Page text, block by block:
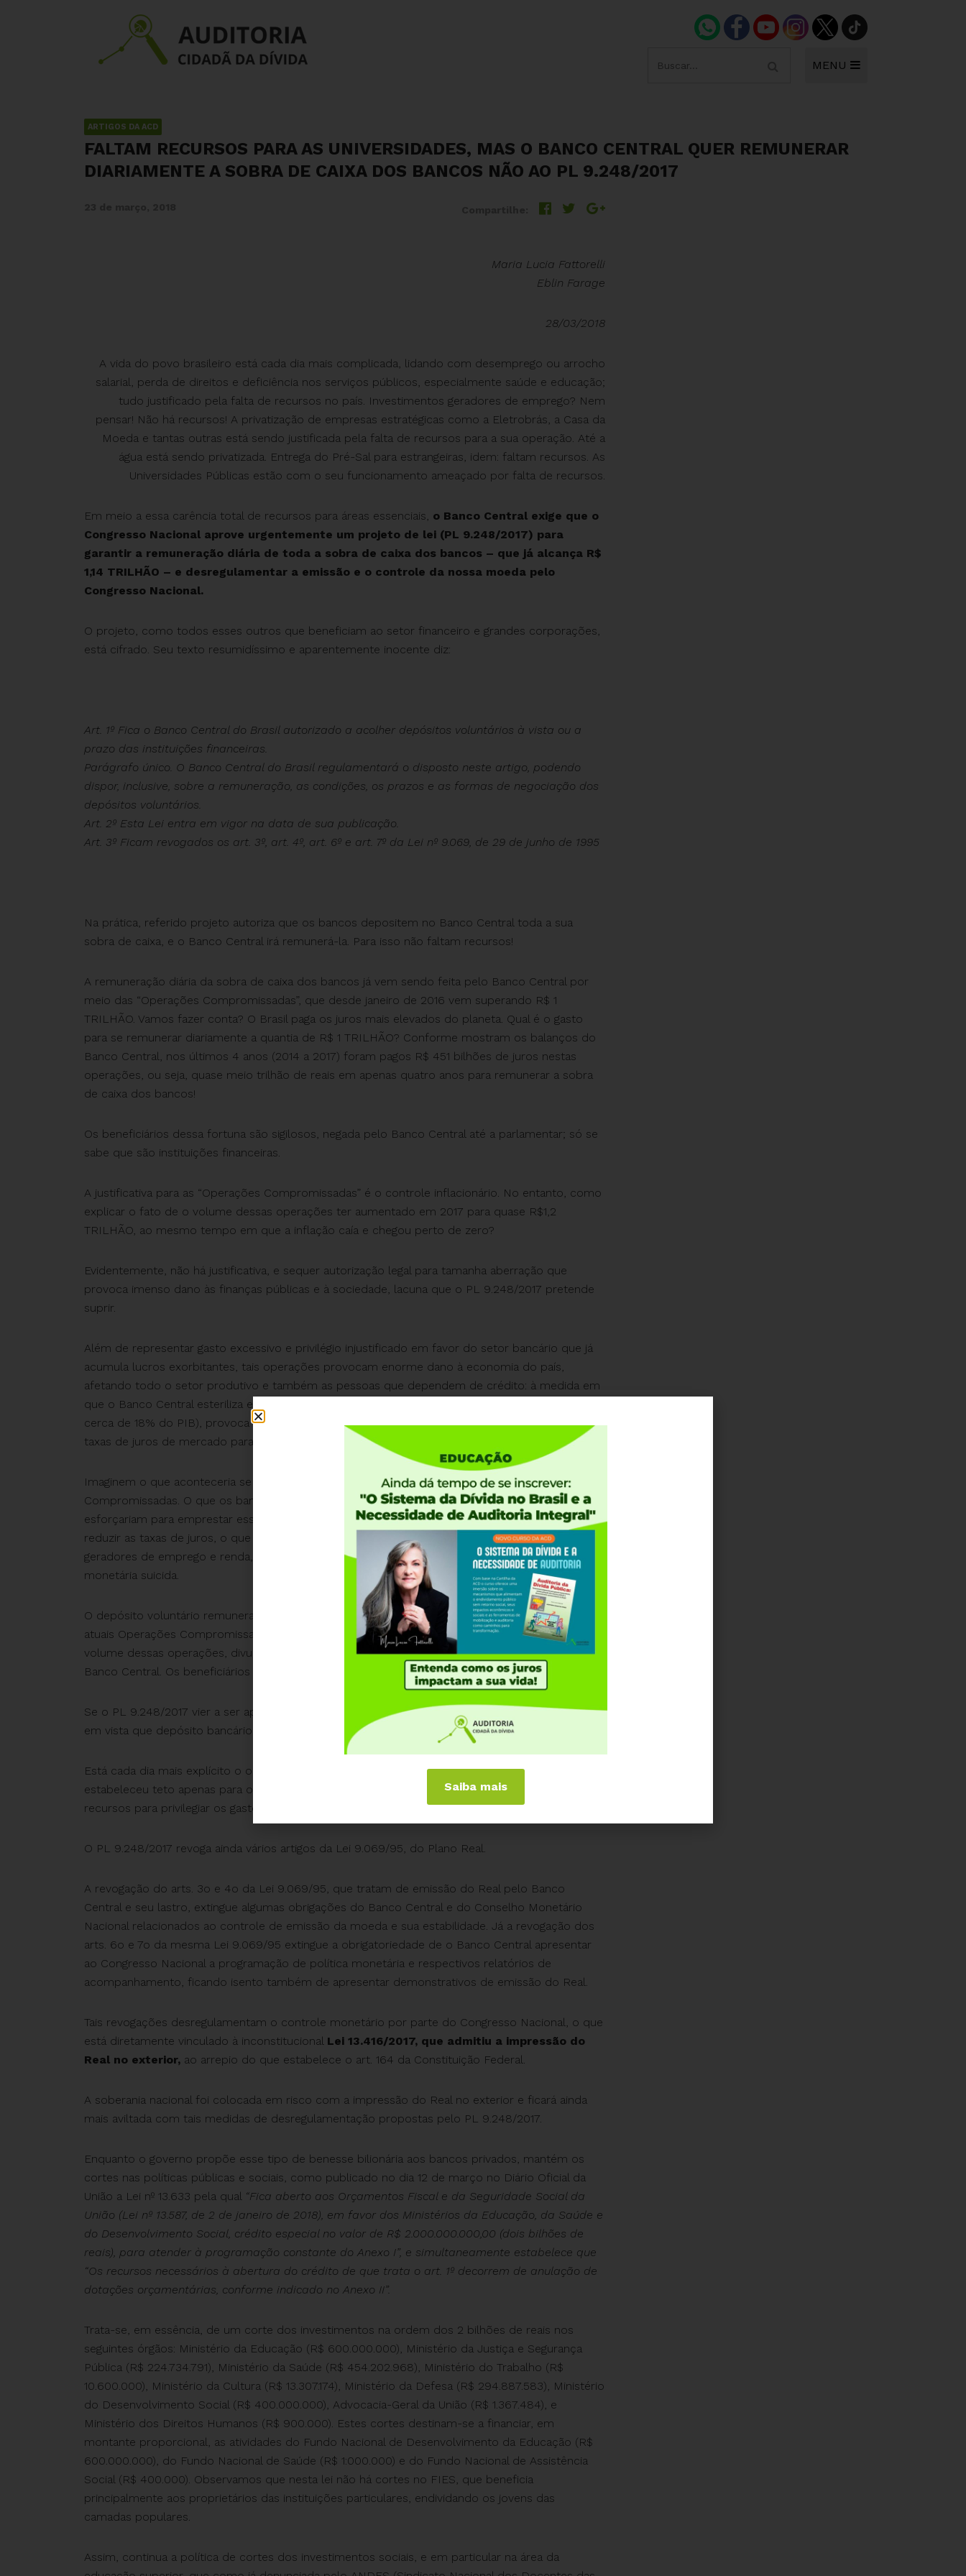
MENU
ARTIGOS DA ACD
FALTAM RECURSOS PARA AS UNIVERSIDADES, MAS O BANCO CENTRAL QUER REMUNERAR
DIARIAMENTE A SOBRA DE CAIXA DOS BANCOS NÃO AO PL 9.248/2017
Maria Lucia Fattorelli
Eblin Farage
28/03/2018
A vida do povo brasileiro está cada dia mais complicada, lidando com desemprego ou arrocho
salarial, perda de direitos e deficiência nos serviços públicos, especialmente saúde e educação;
tudo justificado pela falta de recursos no país. Investimentos geradores de emprego? Nem
pensar! Não há recursos! A privatização de empresas estratégicas como a Eletrobrás, a Casa da
Moeda e tantas outras está sendo justificada pela falta de recursos para a sua operação. Até a
água está sendo privatizada. Entrega do Pré-Sal para estrangeiras, idem: faltam recursos. As
Universidades Públicas estão com o seu funcionamento ameaçado por falta de recursos.
Em meio a essa carência total de recursos para áreas essenciais, o Banco Central exige que o
Congresso Nacional aprove urgentemente um projeto de lei (PL 9.248/2017) para
garantir a remuneração diária de toda a sobra de caixa dos bancos – que já alcança R$
1,14 TRILHÃO – e desregulamentar a emissão e o controle da nossa moeda pelo
Congresso Nacional.
O projeto, como todos esses outros que beneficiam ao setor financeiro e grandes corporações,
está cifrado. Seu texto resumidíssimo e aparentemente inocente diz:
Art. 1º Fica o Banco Central do Brasil autorizado a acolher depósitos voluntários à vista ou a
prazo das instituições financeiras.
Parágrafo único. O Banco Central do Brasil regulamentará o disposto neste artigo, podendo
dispor, inclusive, sobre a remuneração, as condições, os prazos e as formas de negociação dos
depósitos voluntários.
Art. 2º Esta Lei entra em vigor na data de sua publicação.
Art. 3º Ficam revogados os art. 3º, art. 4º, art. 6º e art. 7º da Lei nº 9.069, de 29 de junho de 1995
Na prática, referido projeto autoriza que os bancos depositem no Banco Central toda a sua
sobra de caixa, e o Banco Central irá remunerá-la. Para isso não faltam recursos!
A remuneração diária da sobra de caixa dos bancos já vem sendo feita pelo Banco Central por
meio das “Operações Compromissadas”, que desde janeiro de 2016 vem superando R$ 1
TRILHÃO. Vamos fazer conta? O Brasil paga os juros mais elevados do planeta. Qual é o gasto
para se remunerar diariamente a quantia de R$ 1 TRILHÃO? Conforme mostram os balanços do
Banco Central, nos últimos 4 anos (2014 a 2017) foram pagos R$ 451 bilhões de juros nestas
operações, ou seja, quase meio trilhão de reais em apenas quatro anos para remunerar a sobra
de caixa dos bancos!
Os beneficiários dessa fortuna são sigilosos, negada pelo Banco Central até a parlamentar; só se
sabe que são instituições financeiras.
A justificativa para as “Operações Compromissadas” é o controle inflacionário. No entanto, como
explicar o fato de o volume dessas operações ter aumentado em 2017 para quase R$1,2
TRILHÃO, ao mesmo tempo em que a inflação caía e chegou perto de zero?
Evidentemente, não há justificativa, e sequer autorização legal para tamanha aberração que
provoca imenso dano às finanças públicas e à sociedade, lacuna que o PL 9.248/2017 pretende
suprir.
Além de representar gasto excessivo e privilégio injustificado em favor do setor bancário que já
acumula lucros exorbitantes, tais operações provocam enorme dano à economia do país,
afetando todo o setor produtivo e também as pessoas que dependem de crédito: à medida em
que o Banco Central esteriliza esse imenso volume de recursos (R$ 1,2 Trilhão correspondente a
cerca de 18% do PIB), provoca escassez de moeda em circulação e empurra a elevação das
taxas de juros de mercado para patamares indecentes.
Imaginem o que aconteceria se o Banco Central não realizasse essas Operações
Compromissadas. O que os bancos fariam com sua sobra de caixa? É evidente que se
esforçariam para emprestar essa montanha de dinheiro e, para isso, necessariamente teriam que
reduzir as taxas de juros, o que desamarraria a economia do país, facilitaria os investimentos
geradores de emprego e renda, e daria fim a essa crise provocada justamente por essa política
monetária suicida.
O depósito voluntário remunerado proposto pelo PL 9.248/2017 terá o mesmo efeito que as
atuais Operações Compromissadas, com mais um agravante: atualmente sabemos apenas o
volume dessas operações, divulgado no Quadro XXXVII das planilhas de Estatísticas Fiscais do
Banco Central. Os beneficiários privilegiados por tais operações são SIGILOSOS.
Se o PL 9.248/2017 vier a ser aprovado, sequer saberemos o volume dessas operações, tendo
em vista que depósito bancário é informação SIGILOSA no Brasil.
Está cada dia mais explícito o objetivo da Emenda Constitucional 95 (PEC do teto), que
estabeleceu teto apenas para os gastos e investimentos sociais, para que sobrem mais e mais
recursos para privilegiar os gastos financeiros, que ficaram fora do teto e de qualquer limite.
O PL 9.248/2017 revoga ainda vários artigos da Lei 9.069/95, do Plano Real.
A revogação do arts. 3o e 4o da Lei 9.069/95, que tratam de emissão do Real pelo Banco
Central e seu lastro, extingue algumas obrigações do Banco Central e do Conselho Monetário
Nacional relacionados ao controle de emissão da moeda e sua estabilidade. Já a revogação dos
arts. 6o e 7o da mesma Lei 9.069/95 extingue a obrigatoriedade de o Banco Central apresentar
ao Congresso Nacional a programação de política monetária e respectivos relatórios de
acompanhamento, ficando isento também de apresentar demonstrativos de emissão do Real.
Tais revogações desregulamentam o controle monetário por parte do Congresso Nacional, o que
está diretamente vinculado à inconstitucional Lei 13.416/2017, que admitiu a impressão do
Real no exterior, ao arrepio do que estabelece o art. 164 da Constituição Federal.
A soberania nacional foi colocada em risco com a impressão do Real no exterior e ficará ainda
mais aviltada com tais medidas de desregulamentação propostas pelo PL 9.248/2017.
Enquanto o governo propõe esse tipo de benesse bilionária aos bancos privados, mantém os
cortes nas políticas públicas e sociais, como publicado no dia 12 de março no Diário Oficial da
União a Lei nº 13.633 pela qual “Fica aberto aos Orçamentos Fiscal e da Seguridade Social da
União (Lei nº 13.587, de 2 de janeiro de 2018), em favor dos Ministérios da Educação, da Saúde e
do Desenvolvimento Social, crédito especial no valor de R$ 2.000.000.000,00 (dois bilhões de
reais), para atender à programação constante do Anexo I”, e simultaneamente estabelece que
“Os recursos necessários à abertura do crédito de que trata o art. 1º decorrem de anulação de
dotações orçamentárias, conforme indicado no Anexo II”.
Trata-se, em essência, de um corte dos investimentos na ordem dos 2 bilhões de reais nos
seguintes órgãos: Ministério da Educação (R$ 600.000.000), Ministério da Justiça e Segurança
Pública (R$ 224.734.791), Ministério da Saúde (R$ 454.202.968), Ministério do Trabalho (R$
10.600.000), Ministério da Cultura (R$ 13.307.174), Ministério da Defesa (R$ 294.887.583), Ministério
do Desenvolvimento Social (R$ 400.000.000), Advocacia-Geral da União (R$ 1.367.484), e
Ministério dos Direitos Humanos (R$ 900.000). Estes cortes destinam-se a financiar, em
montante proporcional, as atividades do Fundo Nacional de Desenvolvimento da Educação (R$
600.000.000), do Fundo Nacional de Saúde (R$ 1:000.000) e do Fundo Nacional de Assistência
Social (R$ 400.000). Observamos que nesta lei não há cortes no FIES, que beneficia
principalmente aos proprietários das instituições particulares, endividando os jovens das
camadas populares.
Assim, continua a política de cortes dos investimentos sociais, e em particular na área da
Saiba mais